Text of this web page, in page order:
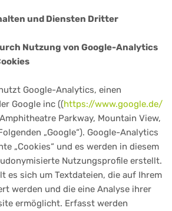
und Diensten Dritter
Nutzung von Google-Analytics
Google-Analytics, einen
Google inc ((https://www.google.de/
Parkway, Mountain View,
„Google“). Google-Analytics
„Cookies“ und es werden in diesem
Nutzungsprofile erstellt.
es sich um Textdateien, die auf Ihrem
werden und die eine Analyse ihrer
ermöglicht. Erfasst werden